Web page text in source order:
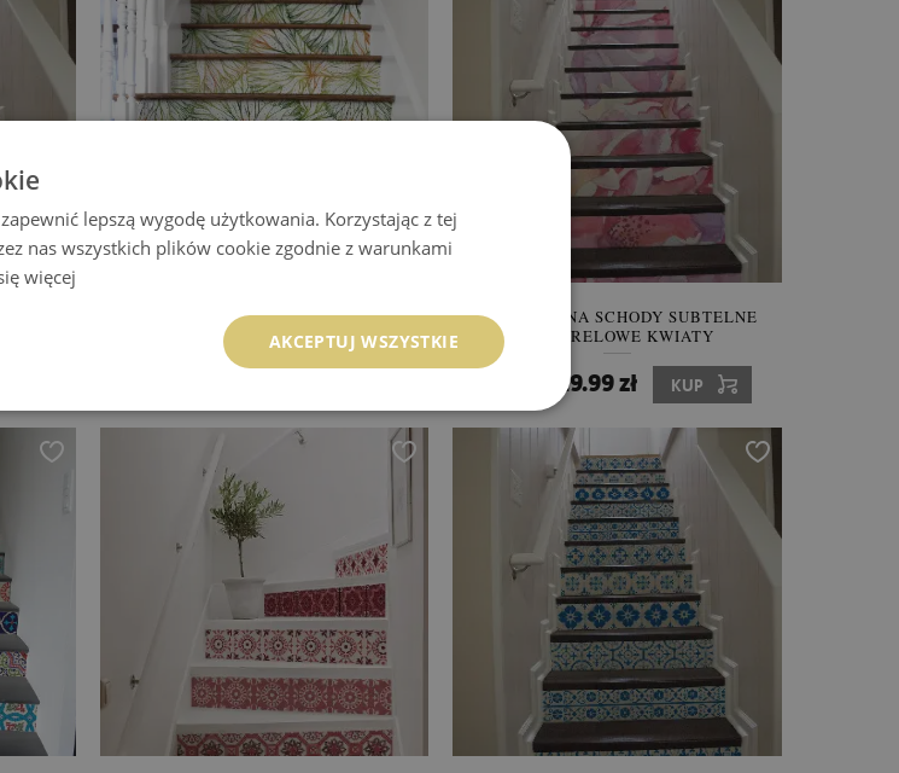
NAKLEJKI NA SCHODY WIOSENNE
LIŚCIE
NAKLEJKI NA SCHODY SUBTELNE
AKWARELOWE KWIATY
229.99 zł KUP
lepszą wygodę użytkowania. Korzystając z tej
nas wszystkich plików cookie zgodnie z warunkami
więcej
AKCEPTUJ WSZYSTKIE